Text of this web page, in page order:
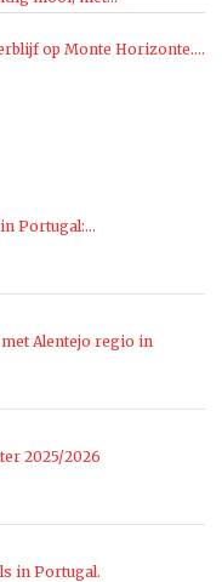
op Monte Horizonte....
Portugal:…
Alentejo regio in
2025/2026
in Portugal.